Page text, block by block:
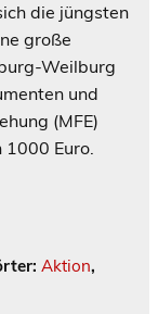
die jüngsten
große
Weilburg
und
(MFE)
1000 Euro.
Aktion,